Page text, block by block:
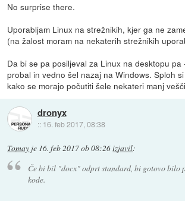
No surprise there.
Uporabljam Linux na strežnikih, kjer ga ne
(na žalost moram na nekaterih strežnikih
Da bi se pa posiljeval za Linux na desktopu pa
probal in vedno šel nazaj na Windows. Sploh
kako se morajo počutiti šele nekateri manj
dronyx
:: 16. feb 2017, 08:38
Tomay je 16. feb 2017 ob 08:26izjavil:
Če bi bil "docx" odprt standard, bi gotovo bilo
kode.